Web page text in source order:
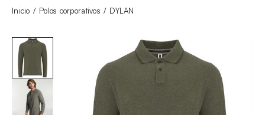
Inicio Polos corporativos DYLAN